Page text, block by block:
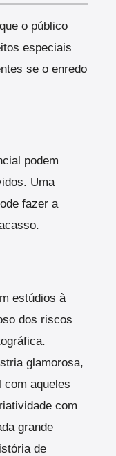
o público
especiais
se o enredo
podem
Uma
fazer a
estúdios à
dos riscos
glamorosa,
com aqueles
com
grande
de